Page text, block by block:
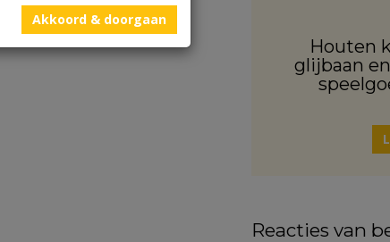
Houten
glijbaan
Reacties van
Akkoord & doorgaan